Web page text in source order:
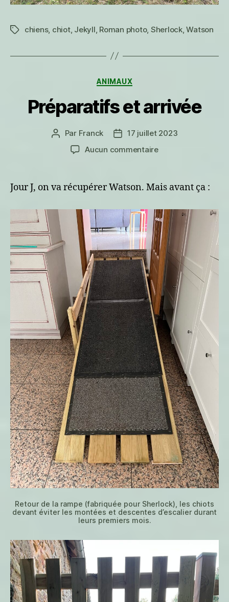
Étiquettes
chiens, chiot, Jekyll, Roman photo, Sherlock,Watson
Catégories
ANIMAUX
Préparatifs et arrivée
Auteur
l’article
Par Franck
Date17 juillet 2023
Aucun commentairesur
arrivée
Jour J, on va récupérer Watson. Mais avant ça :
Retour de la rampe (fabriquée pour Sherlock), les chiots
devant éviter les montées et descentes d’escalier durant
leurs premiers mois.